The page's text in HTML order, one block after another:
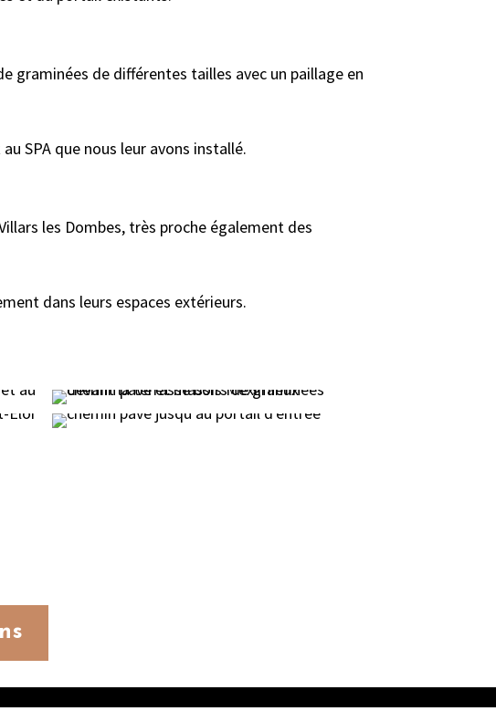
graminées de différentes tailles avec un paillage en
SPA que nous leur avons installé.
les Dombes, très proche également des
dans leurs espaces extérieurs.